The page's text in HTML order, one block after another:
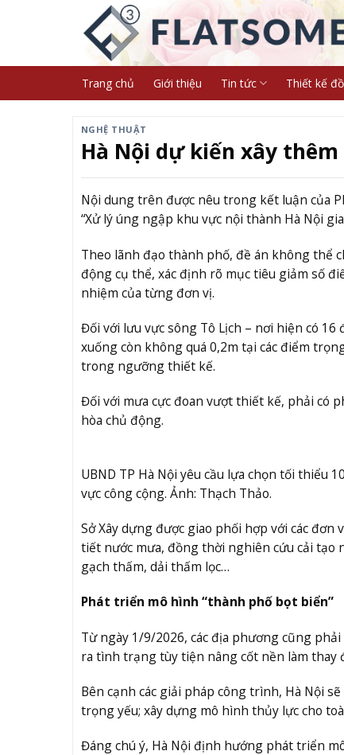
Trang chủ Giới thiệu Tin tức Thiết kế
NGHỆ THUẬT
Hà Nội dự kiến xây
Nội dung trên được nêu trong kết luận của
“Xử lý úng ngập khu vực nội thành Hà Nội
Theo lãnh đạo thành phố, đề án không thể
động cụ thể, xác định rõ mục tiêu giảm số
nhiệm của từng đơn vị.
Đối với lưu vực sông Tô Lịch – nơi hiện có
xuống còn không quá 0,2m tại các điểm
trong ngưỡng thiết kế.
Đối với mưa cực đoan vượt thiết kế, phải có
hòa chủ động.
UBND TP Hà Nội yêu cầu lựa chọn tối thiểu
vực công cộng. Ảnh: Thạch Thảo.
Sở Xây dựng được giao phối hợp với các
tiết nước mưa, đồng thời nghiên cứu cải
gạch thấm, dải thấm lọc…
Phát triển mô hình “thành phố bọt biển”
Từ ngày 1/9/2026, các địa phương cũng
ra tình trạng tùy tiện nâng cốt nền làm thay
Bên cạnh các giải pháp công trình, Hà Nội
trọng yếu; xây dựng mô hình thủy lực cho
Đáng chú ý, Hà Nội định hướng phát triển